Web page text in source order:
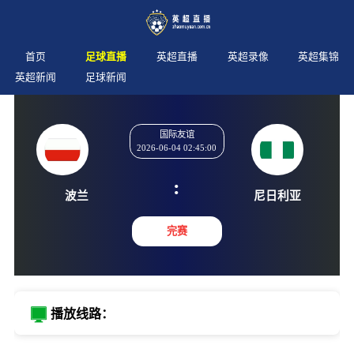
首页 足球直播 英超直播 英超录像
英超集锦
英超新闻
足球新闻
:
播放线路：